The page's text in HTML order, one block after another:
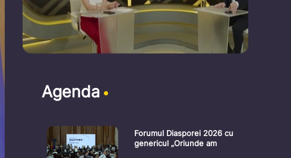
Agenda
Forumul Diasporei 2026 cu
genericul „Oriunde am